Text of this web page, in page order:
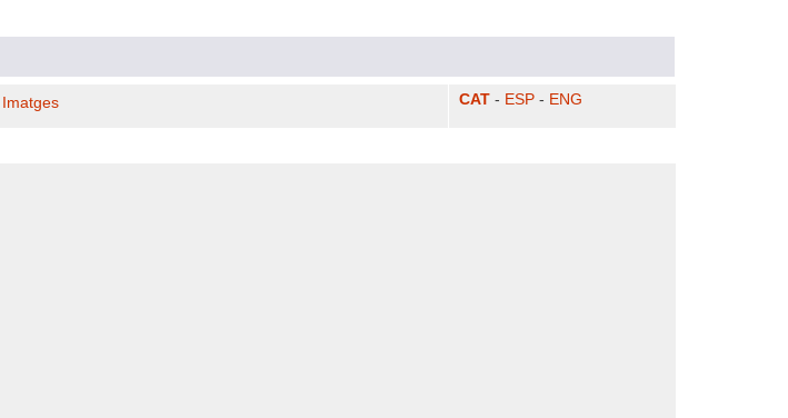
Imatges CAT - ESP - ENG